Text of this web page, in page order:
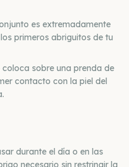
es extremadamente
primeros abriguitos de tu
coloca sobre una prenda de
contacto con la piel del
durante el día o en las
necesario sin restringir la